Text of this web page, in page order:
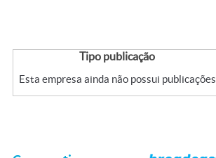
Tipo publicação
Esta empresa ainda não possui publicações